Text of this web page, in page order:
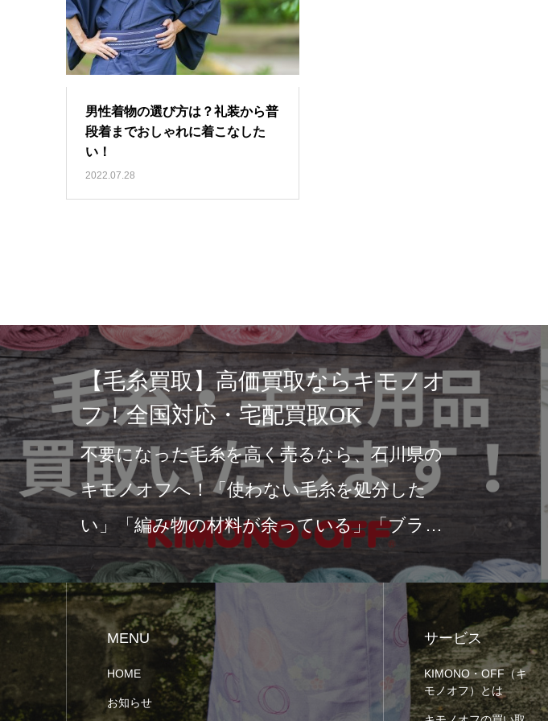
男性着物の選び方は？礼装から普
段着までおしゃれに着こなした
い！
2022.07.28
【毛糸買取】高価買取ならキモノオ
フ！全国対応・宅配買取OK
不要になった毛糸を高く売るなら、石川県の
キモノオフへ！「使わない毛糸を処分した
い」「編み物の材料が余っている」「ブラン
ド毛糸を高く売りたい…
MENU
HOME
お知らせ
サービス
KIMONO・OFF（キ
モノオフ）とは